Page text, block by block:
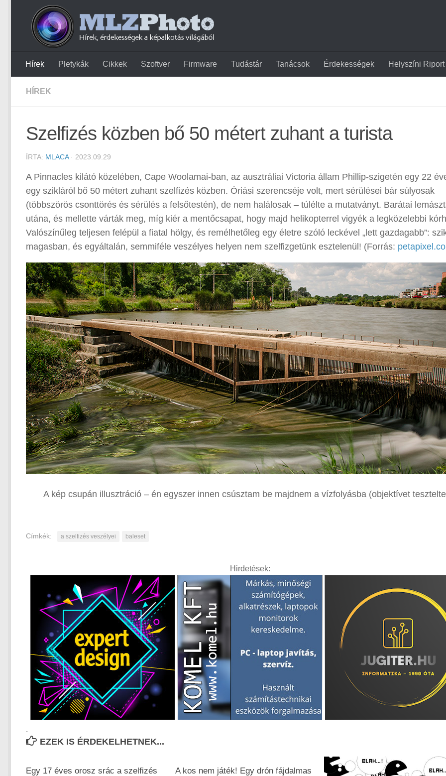
Hírek Pletykák Cikkek Szoftver Firmware Tudástár Tanácsok Érdekességek Helyszíni Riport
HÍREK
Szelfizés közben bő 50 métert zuhant a turista
ÍRTA: MLACA· 2023.09.29
A Pinnacles kilátó közelében, Cape Woolamai-ban, az ausztráliai Victoria állam Phillip-szigetén egy 22
egy szikláról bő 50 métert zuhant szelfizés közben. Óriási szerencséje volt, mert sérülései bár súlyosak
(többszörös csonttörés és sérülés a felsőtestén), de nem halálosak – túlélte a mutatványt. Barátai
utána, és mellette várták meg, míg kiér a mentőcsapat, hogy majd helikopterrel vigyék a legközelebbi
Valószínűleg teljesen felépül a fiatal hölgy, és remélhetőleg egy életre szóló leckével „lett gazdagabb”:
magasban, és egyáltalán, semmiféle veszélyes helyen nem szelfizgetünk esztelenül! (Forrás:
A kép csupán illusztráció – én egyszer innen csúsztam be majdnem a vízfolyásba (objektívet
Címkék: a szelfizés veszélyei baleset
Hirdetések:
.
EZEK IS ÉRDEKELHETNEK...
Egy 17 éves orosz srác a szelfizés
A kos nem játék! Egy drón fájdalmas